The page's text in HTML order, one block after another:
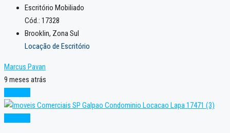
Escritório Mobiliado
Cód.: 17328
Brooklin, Zona Sul
Locação de Escritório
Marcus Pavan
9 meses atrás